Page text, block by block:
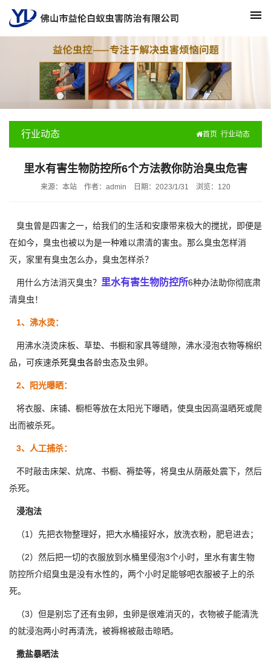
行业动态 首页 行业动态
里水有害生物防控所6个方法教你防治臭虫危害
来源：本站 作者：admin 日期：2023/1/31 浏览： 120
臭虫曾是四害之一，给我们的生活和安康带来极大的搅扰，即便是
在如今，臭虫也被以为是一种难以肃清的害虫。那么臭虫怎样消
灭，家里有臭虫怎么办，臭虫怎样杀？
用什么方法消灭臭虫？ 里水有害生物防控所6种办法助你彻底肃
清臭虫！
1、沸水烫：
用沸水浇烫床板、草垫、书橱和家具等缝隙，沸水浸泡衣物等棉织
品，可疾速杀死臭虫各龄虫态及虫卵。
2、阳光曝晒：
将衣服、床铺、橱柜等放在太阳光下曝晒，使臭虫因高温晒死或爬
出而被杀死。
3、人工捕杀：
不时敲击床架、炕席、书橱、褥垫等，将臭虫从荫蔽处震下，然后
杀死。
浸泡法
（1）先把衣物整理好，把大水桶接好水，放洗衣粉，肥皂进去；
（2）然后把一切的衣服放到水桶里侵泡3个小时，里水有害生物
防控所介绍臭虫是没有水性的，两个小时足能够吧衣服被子上的杀
死。
（3）但是别忘了还有虫卵，虫卵是很难消灭的，衣物被子能清洗
的就浸泡两小时再清洗，被褥棉被敲击晾晒。
撒盐暴晒法